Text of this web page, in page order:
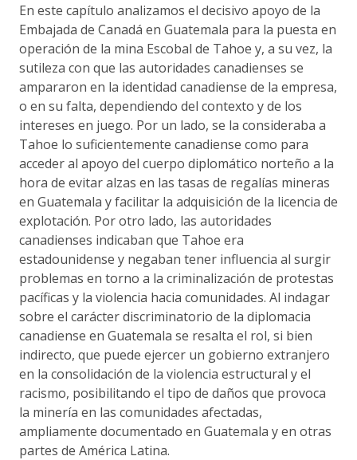
En este capítulo analizamos el decisivo apoyo de la
Embajada de Canadá en Guatemala para la puesta en
operación de la mina Escobal de Tahoe y, a su vez, la
sutileza con que las autoridades canadienses se
ampararon en la identidad canadiense de la empresa,
o en su falta, dependiendo del contexto y de los
intereses en juego. Por un lado, se la consideraba a
Tahoe lo suficientemente canadiense como para
acceder al apoyo del cuerpo diplomático norteño a la
hora de evitar alzas en las tasas de regalías mineras
en Guatemala y facilitar la adquisición de la licencia de
explotación. Por otro lado, las autoridades
canadienses indicaban que Tahoe era
estadounidense y negaban tener influencia al surgir
problemas en torno a la criminalización de protestas
pacíficas y la violencia hacia comunidades. Al indagar
sobre el carácter discriminatorio de la diplomacia
canadiense en Guatemala se resalta el rol, si bien
indirecto, que puede ejercer un gobierno extranjero
en la consolidación de la violencia estructural y el
racismo, posibilitando el tipo de daños que provoca
la minería en las comunidades afectadas,
ampliamente documentado en Guatemala y en otras
partes de América Latina.